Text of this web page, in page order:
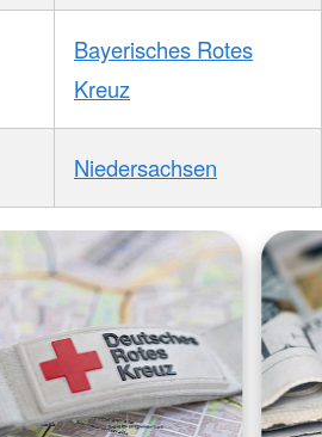
Bayerisches Rotes
Kreuz
Niedersachsen